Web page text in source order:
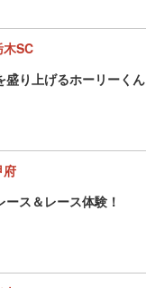
SC
盛り上げるホーリーくん
府
ース＆レース体験！